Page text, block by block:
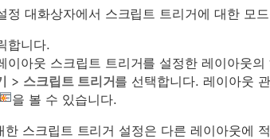
정 대화상자에서 스크립트 트리거에 대한 모
합니다.
이아웃 스크립트 트리거를 설정한 레이아웃
> 스크립트 트리거를 선택합니다. 레이아웃
을 볼 수 있습니다.
한 스크립트 트리거 설정은 다른 레이아웃에